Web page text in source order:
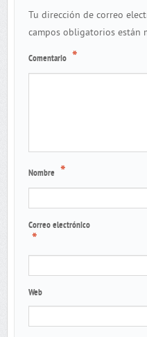
Tu dirección de correo
campos obligatorios están
Comentario *
Nombre *
Correo electrónico
*
Web